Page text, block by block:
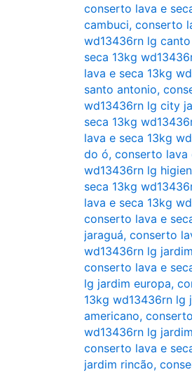
conserto lava e
cambuci, conserto
wd13436rn lg
seca 13kg
lava e seca 13kg
santo antonio,
wd13436rn lg city
seca 13kg
lava e seca 13kg
do ó, conserto lava
wd13436rn lg
seca 13kg
lava e seca 13kg
conserto lava e
jaraguá, conserto
wd13436rn lg
conserto lava e
lg jardim europa,
13kg wd13436rn lg
americano,
wd13436rn lg
conserto lava e
jardim rincão,